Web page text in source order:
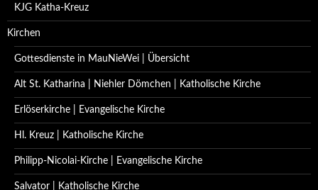
KJG Katha-Kreuz
Kirchen
Gottesdienste in MauNieWei | Übersicht
Alt St. Katharina | Niehler Dömchen | Katholische Kirche
Erlöserkirche | Evangelische Kirche
Hl. Kreuz | Katholische Kirche
Philipp-Nicolai-Kirche | Evangelische Kirche
Salvator | Katholische Kirche